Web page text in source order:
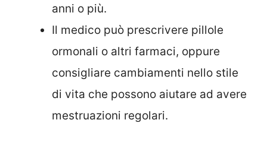
anni o più.
Il medico può prescrivere pillole
ormonali o altri farmaci, oppure
consigliare cambiamenti nello stile
di vita che possono aiutare ad avere
mestruazioni regolari.